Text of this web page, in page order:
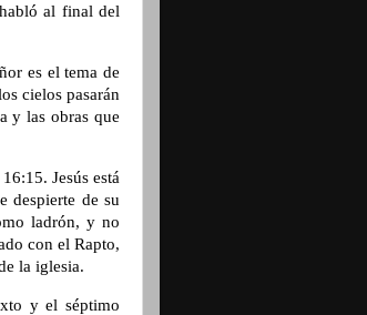
al final del
es el tema de
cielos pasarán
y las obras que
Jesús está
despierte de su
ladrón, y no
con el Rapto,
la iglesia.
y el séptimo